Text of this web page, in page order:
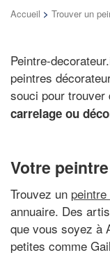
Accueil > Trouver un
Peintre-
peintres
souci pour trouver
carrelage ou
Votre
Trouvez un
annuaire. Des
que vous soyez à
petites comme